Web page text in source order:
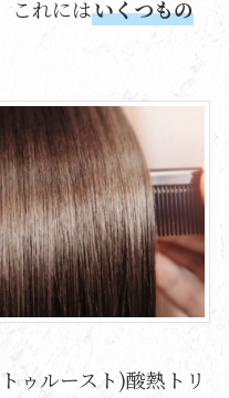
これにはいくつもの
ゥルースト)酸熱トリ